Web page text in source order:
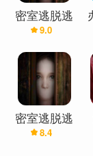
•高度富有想
•反应性音乐
密室逃脱逃
出办公室3
9.0
密室逃脱逃
出办公室3
8.4